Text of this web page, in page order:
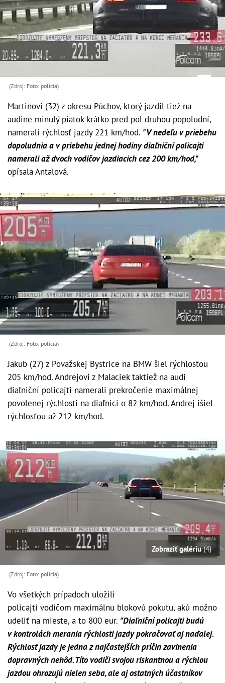
(Zdroj: Foto: polícia)
Martinovi (32) z okresu Púchov, ktorý jazdil tiež na
audine minulý piatok krátko pred pol druhou popoludní,
namerali rýchlosť jazdy 221 km/hod. "V nedeľu v priebehu
dopoludnia a v priebehu jednej hodiny diaľniční policajti
namerali až dvoch vodičov jazdiacich cez 200 km/hod,"
opísala Antalová.
(Zdroj: Foto: polícia)
Jakub (27) z Považskej Bystrice na BMW šiel rýchlosťou
205 km/hod. Andrejovi z Malaciek taktiež na audi
diaľniční policajti namerali prekročenie maximálnej
povolenej rýchlosti na diaľnici o 82 km/hod. Andrej išiel
rýchlosťou až 212 km/hod.
Zobraziť galériu(4)
(Zdroj: Foto: polícia)
Vo všetkých prípadoch uložili
policajti vodičom maximálnu blokovú pokutu, akú možno
udeliť na mieste, a to 800 eur. "Diaľniční policajti budú
v kontrolách merania rýchlosti jazdy pokračovať aj naďalej.
Rýchlosť jazdy je jedna z najčastejších príčin zavinenia
dopravných nehôd. Títo vodiči svojou riskantnou a rýchlou
jazdou ohrozujú nielen seba, ale aj ostatných účastníkov